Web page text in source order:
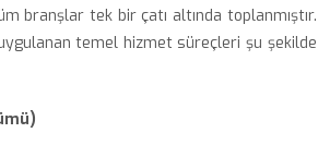
branşlar tek bir çatı altında toplanmıştır.
temel hizmet süreçleri şu şekilde